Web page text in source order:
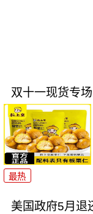
双十一现货专
最热
美国政府5月退